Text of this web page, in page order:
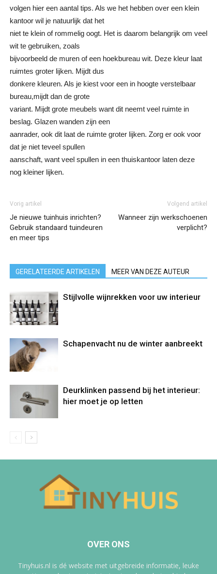
volgen hier een aantal tips. Als we het hebben over een klein
kantoor wil je natuurlijk dat het
niet te klein of rommelig oogt. Het is daarom belangrijk om veel
wit te gebruiken, zoals
bijvoorbeeld de muren of een hoekbureau wit. Deze kleur laat
ruimtes groter lijken. Mijdt dus
donkere kleuren. Als je kiest voor een in hoogte verstelbaar
bureau,mijdt dan de grote
variant. Mijdt grote meubels want dit neemt veel ruimte in
beslag. Glazen wanden zijn een
aanrader, ook dit laat de ruimte groter lijken. Zorg er ook voor
dat je niet teveel spullen
aanschaft, want veel spullen in een thuiskantoor laten deze
nog kleiner lijken.
Vorig artikel
Je nieuwe tuinhuis inrichten?
Gebruik standaard tuindeuren
en meer tips
Volgend artikel
Wanneer zijn werkschoenen
verplicht?
GERELATEERDE ARTIKELEN MEER VAN DEZE AUTEUR
Stijlvolle wijnrekken voor uw interieur
Schapenvacht nu de winter aanbreekt
Deurklinken passend bij het interieur:
hier moet je op letten
OVER ONS
Tinyhuis.nl is dé website met uitgebreide informatie, leuke